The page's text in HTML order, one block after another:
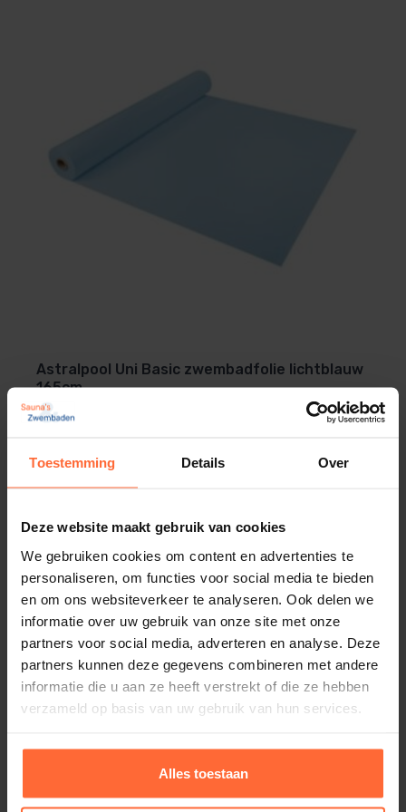
Toestemming Details Over
Deze website maakt gebruik van cookies
We gebruiken cookies om content en advertenties te
personaliseren, om functies voor social media te bieden
en om ons websiteverkeer te analyseren. Ook delen we
informatie over uw gebruik van onze site met onze
partners voor social media, adverteren en analyse. Deze
partners kunnen deze gegevens combineren met andere
informatie die u aan ze heeft verstrekt of die ze hebben
verzameld op basis van uw gebruik van hun services.
Alles toestaan
Astralpool Uni Basic zwembadfolie lichtblauw
165cm
577,45 Op voorraad